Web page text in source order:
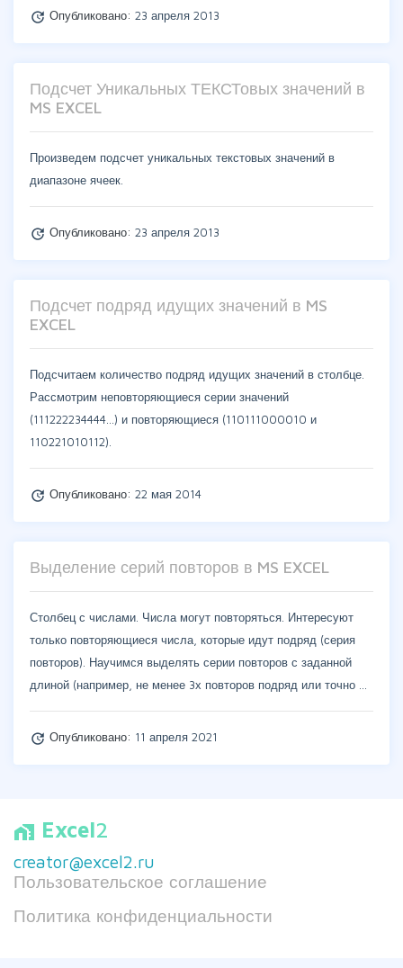
update Опубликовано: 23 апреля 2013
Подсчет Уникальных ТЕКСТовых значений в
MS EXCEL
Произведем подсчет уникальных текстовых значений в
диапазоне ячеек.
update Опубликовано: 23 апреля 2013
Подсчет подряд идущих значений в MS
EXCEL
Подсчитаем количество подряд идущих значений в столбце.
Рассмотрим неповторяющиеся серии значений
(111222234444...) и повторяющиеся (110111000010 и
110221010112).
update Опубликовано: 22 мая 2014
Выделение серий повторов в MS EXCEL
Столбец с числами. Числа могут повторяться. Интересуют
только повторяющиеся числа, которые идут подряд (серия
повторов). Научимся выделять серии повторов с заданной
длиной (например, не менее 3х повторов подряд или точно …
update Опубликовано: 11 апреля 2021
home_work Excel2
creator@excel2.ru
Пользовательское соглашение
Политика конфиденциальности